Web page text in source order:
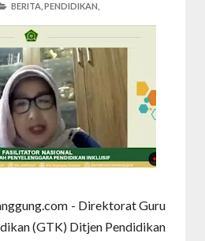
BERITA, PENDIDIKAN,
- Direktorat Guru
(GTK) Ditjen Pendidikan